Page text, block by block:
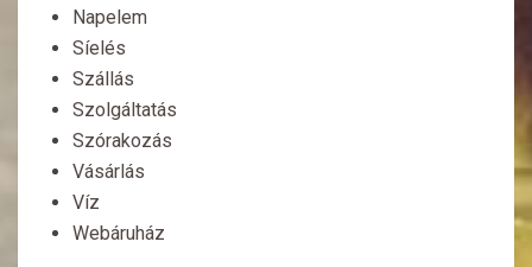
Napelem
Síelés
Szállás
Szolgáltatás
Szórakozás
Vásárlás
Víz
Webáruház